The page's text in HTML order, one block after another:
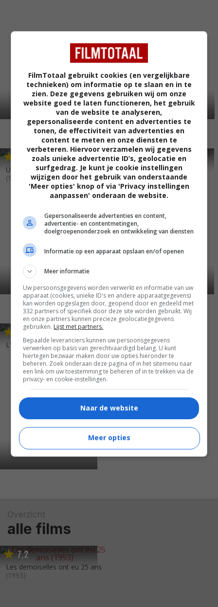
Un dimanche à la campagne
(1984)
,5
Coup de torchon (1981)
,8
L'horloger de Saint-Paul (1974)
Overzicht
alle films
7,2
Les demoiselles ont eu 25 ans
(1993)
FilmTotaal gebruikt cookies (en vergelijkbare
technieken) om informatie op te slaan en in te
zien. Deze gegevens gebruiken wij om onze
website goed te laten functioneren, het gebruik
van de website te analyseren,
gepersonaliseerde content en advertenties te
tonen, de effectiviteit van advertenties en
content te meten en onze diensten te
verbeteren. Hiervoor verzamelen wij gegevens
zoals unieke advertentie ID’s, geolocatie en
surfgedrag. Je kunt je cookie instellingen
wijzigen door het gebruik van onderstaande
'Meer opties' knop of via 'Privacy instellingen
aanpassen' onderaan de website.
Gepersonaliseerde advertenties en content,
advertentie- en contentmetingen,
doelgroepenonderzoek en ontwikkeling van diensten
Informatie op een apparaat opslaan en/of openen
Meer informatie
Uw persoonsgegevens worden verwerkt en informatie van uw
apparaat (cookies, unieke ID's en andere apparaatgegevens)
kan worden opgeslagen door, geopend door en gedeeld met
332 partners of specifiek door deze site worden gebruikt. Wij
en onze partners kunnen precieze geolocatiegegevens
gebruiken. Lijst met partners.
Bepaalde leveranciers kunnen uw persoonsgegevens
verwerken op basis van gerechtvaardigd belang. U kunt
hiertegen bezwaar maken door uw opties hieronder te
beheren. Zoek onderaan deze pagina of in het sitemenu naar
een link om uw toestemming te beheren of in te trekken via de
privacy- en cookie-instellingen.
Naar de website
Meer opties